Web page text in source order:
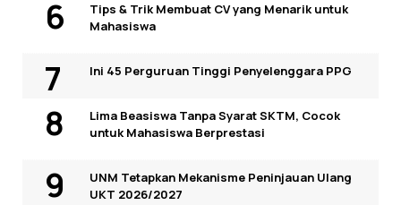
Tips & Trik Membuat CV yang Menarik untuk
Mahasiswa
Ini 45 Perguruan Tinggi Penyelenggara PPG
Lima Beasiswa Tanpa Syarat SKTM, Cocok
untuk Mahasiswa Berprestasi
UNM Tetapkan Mekanisme Peninjauan Ulang
UKT 2026/2027